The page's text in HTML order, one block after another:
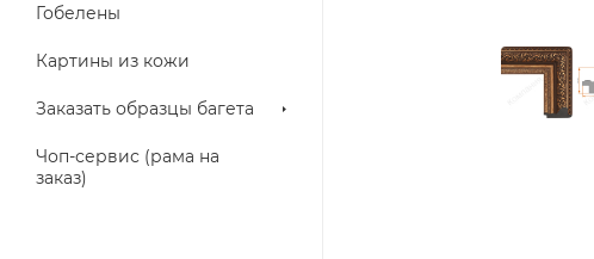
Гобелены
Картины из кожи
Заказать образцы багета
Чоп-сервис (рама на
заказ)